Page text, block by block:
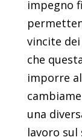
impegno
vincite
che
imporre
una
lavoro sul